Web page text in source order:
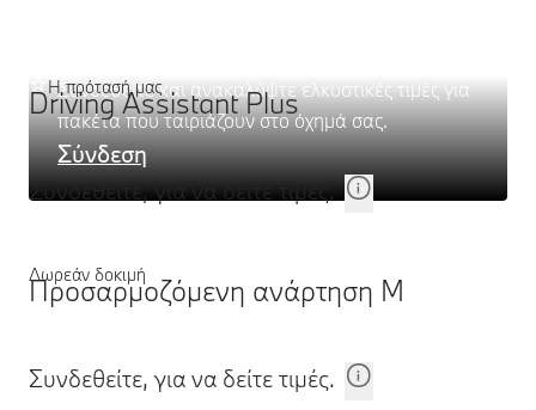
Συνδεθείτε και ανακαλύψτε ελκυστικές τιμές για
πακέτα που ταιριάζουν στο όχημά σας.
Σύνδεση
Η πρότασή μας
Driving Assistant Plus
Συνδεθείτε, για να δείτε τιμές.
Δωρεάν δοκιμή
Προσαρμοζόμενη ανάρτηση Μ
Συνδεθείτε, για να δείτε τιμές.